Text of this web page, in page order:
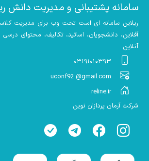
سامانه پشتیبانی و مدیریت دانش
ریلاین سامانه ای است تحت وب برای مدیریت
آفلاین، دانشجویان، اساتید، تکالیف، محتوای
آنلاین
۰۳۱۹۱۰۱۰۳۹۳
uconf92 @gmail.com
reline.ir
شرکت آرمان پردازان نوین